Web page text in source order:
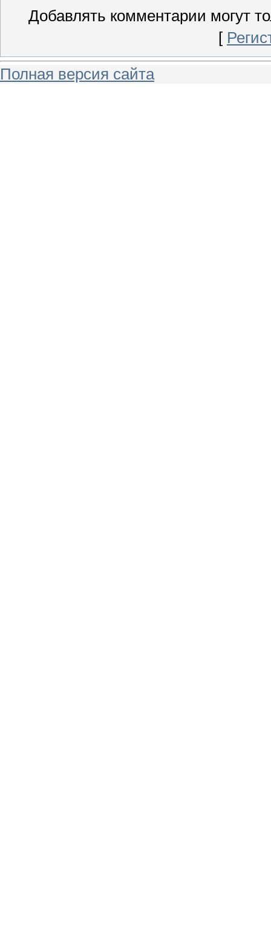
Добавлять комментарии могут
[
Полная версия сайта